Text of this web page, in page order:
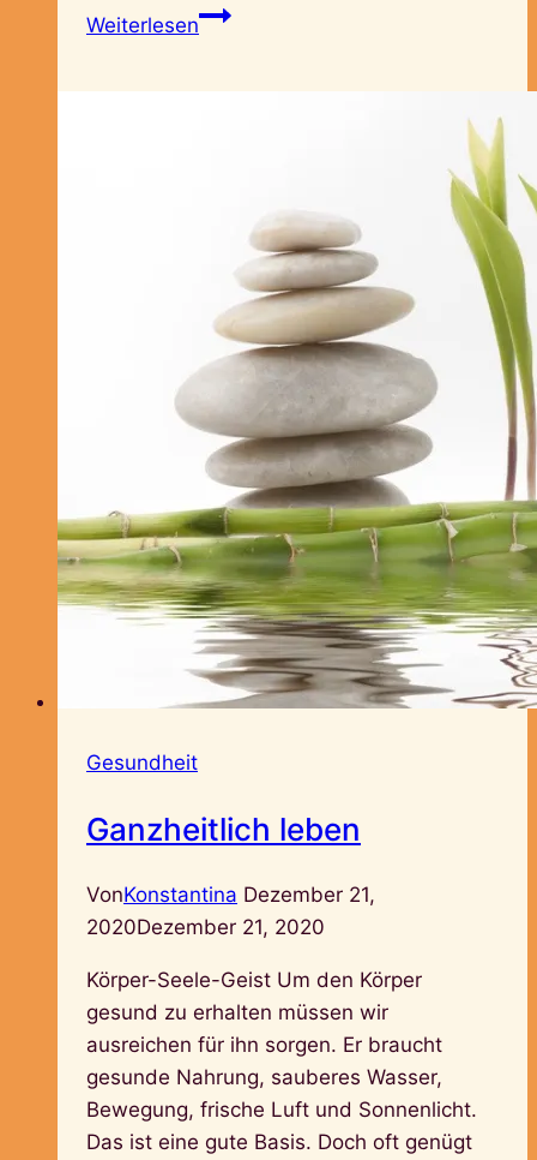
WeiterlesenNaturheilkunde
Gesundheit
Ganzheitlich leben
VonKonstantina Dezember 21,
2020Dezember 21, 2020
Körper-Seele-Geist Um den Körper
gesund zu erhalten müssen wir
ausreichen für ihn sorgen. Er braucht
gesunde Nahrung, sauberes Wasser,
Bewegung, frische Luft und Sonnenlicht.
Das ist eine gute Basis. Doch oft genügt